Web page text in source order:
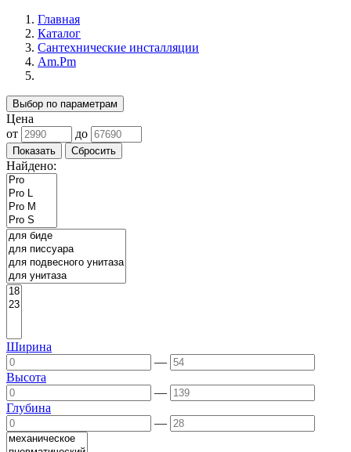
Главная
Каталог
Сантехнические инсталляции
Am.Pm
Выбор по параметрам
Цена
от
до
Найдено:
Ширина
—
Высота
—
Глубина
—